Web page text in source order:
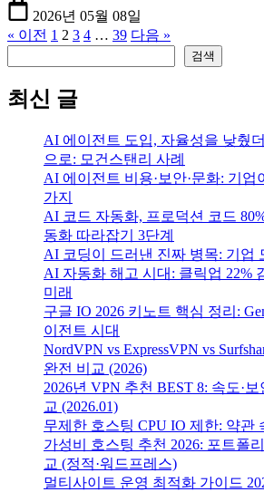
2026년 05월 08일
« 이전 1 2 3 4 … 39 다음 »
검색
최신 글
AI 에이전트 도입, 자율성을 낮췄
으로: 모건스탠리 사례
AI 에이전트 비용·보안·문화: 기업
가지
AI 코드 자동화, 프로덕션 코드
동화 따라잡기 3단계
AI 코딩이 드러낸 진짜 병목: 기업
AI 자동화 해고 시대: 클릭업 22%
미래
구글 IO 2026 키노트 핵심 정리:
이전트 시대
NordVPN vs ExpressVPN vs
완전 비교 (2026)
2026년 VPN 추천 BEST 8: 속도·보
교 (2026.01)
무제한 호스팅 CPU IO 제한: 약관
가성비 호스팅 추천 2026: 포트폴
교 (정적·워드프레스)
멀티사이트 운영 최적화 가이드